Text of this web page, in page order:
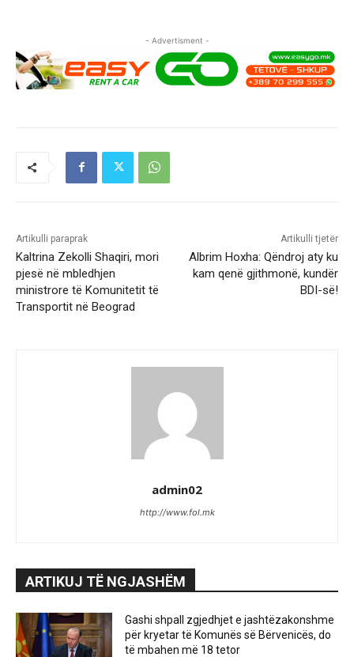
- Advertisment -
Artikulli paraprak
Kaltrina Zekolli Shaqiri, mori
pjesë në mbledhjen
ministrore të Komunitetit të
Transportit në Beograd
Artikulli tjetër
Albrim Hoxha: Qëndroj aty ku
kam qenë gjithmonë, kundër
BDI-së!
admin02
http://www.fol.mk
ARTIKUJ TË NGJASHËM
Gashi shpall zgjedhjet e jashtëzakonshme
për kryetar të Komunës së Bërvenicës, do
të mbahen më 18 tetor